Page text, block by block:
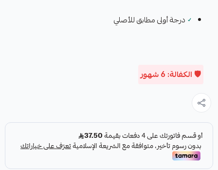
✓ درجة أولى مطابق للأصلي
🛡️ الكفالة: 6 شهور